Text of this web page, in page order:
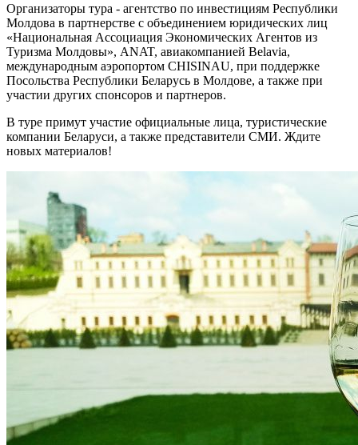
Организаторы тура - агентство по инвестициям Республики
Молдова в партнерстве с объединением юридических лиц
«Национальная Ассоциация Экономических Агентов из
Туризма Молдовы», ANAT, авиакомпанией Belavia,
международным аэропортом CHISINAU, при поддержке
Посольства Республики Беларусь в Молдове, а также при
участии других спонсоров и партнеров.
В туре примут участие официальные лица, туристические
компании Беларуси, а также представители СМИ. Ждите
новых материалов!